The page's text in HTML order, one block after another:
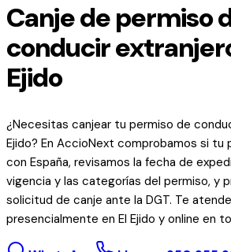
Canje de permiso
conducir
Ejido
¿Necesitas canjear tu permiso de
Ejido? En AccioNext comprobamos si tu
con España, revisamos la fecha de
vigencia y las categorías del permiso, y
solicitud de canje ante la DGT. Te
presencialmente en El Ejido y online en